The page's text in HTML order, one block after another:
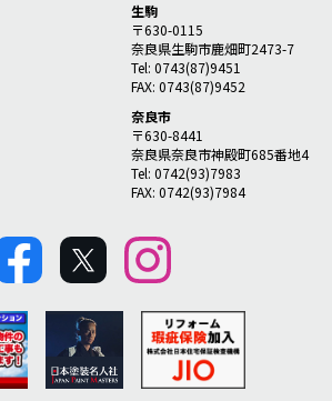
生駒
〒630-0115
奈良県生駒市鹿畑町2473-7
Tel: 0743(87)9451
FAX: 0743(87)9452
奈良市
〒630-8441
奈良県奈良市神殿町685番地4
Tel: 0742(93)7983
FAX: 0742(93)7984